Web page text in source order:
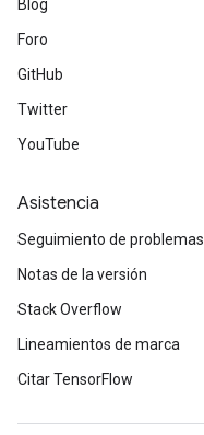
Blog
Foro
GitHub
Twitter
YouTube
Asistencia
Seguimiento de problemas
Notas de la versión
Stack Overflow
Lineamientos de marca
Citar TensorFlow